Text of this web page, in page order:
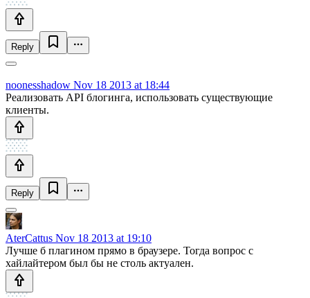
Reply
noonesshadow Nov 18 2013 at 18:44
Реализовать API блогинга, использовать существующие
клиенты.
Reply
AterCattus Nov 18 2013 at 19:10
Лучше б плагином прямо в браузере. Тогда вопрос с
хайлайтером был бы не столь актуален.